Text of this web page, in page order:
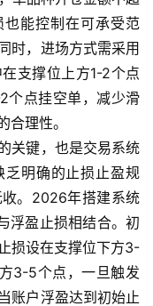
能控制在可承受范
时，进场方式需采用
支撑位上方1-2个点
个点挂空单，减少滑
理性。
关键，也是交易系统
乏明确的止损止盈规
。2026年搭建系统
浮盈止损相结合。初
损设在支撑位下方3-
3-5个点，一旦触发
账户浮盈达到初始止